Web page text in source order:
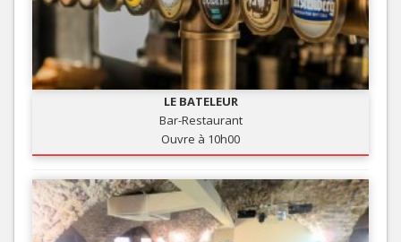
LE BATELEUR
Bar-Restaurant
Ouvre à 10h00